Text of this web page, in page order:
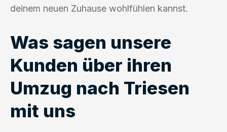
deinem neuen Zuhause wohlfühlen kannst.
Was sagen unsere
Kunden über ihren
Umzug nach Triesen
mit uns